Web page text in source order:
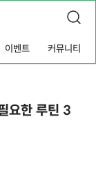
이벤트 커뮤니티
요한 루틴 3